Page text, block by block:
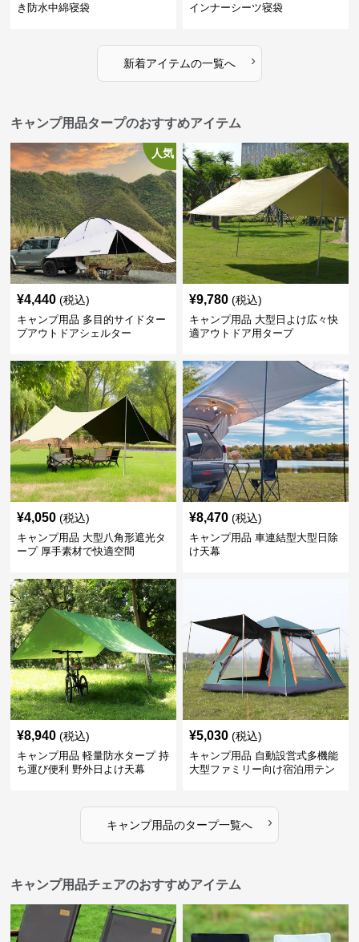
き防水中綿寝袋 インナーシーツ寝袋
新着アイテムの一覧へ ›
キャンプ用品タープのおすすめアイテム
人気
¥4,440 (税込)
キャンプ用品 多目的サイドター
プアウトドアシェルター
¥9,780 (税込)
キャンプ用品 大型日よけ広々快
適アウトドア用タープ
¥4,050 (税込)
キャンプ用品 大型八角形遮光タ
ープ 厚手素材で快適空間
¥8,470 (税込)
キャンプ用品 車連結型大型日除
け天幕
¥8,940 (税込)
キャンプ用品 軽量防水タープ 持
ち運び便利 野外日よけ天幕
¥5,030 (税込)
キャンプ用品 自動設営式多機能
大型ファミリー向け宿泊用テン
キャンプ用品のタープ一覧へ ›
キャンプ用品チェアのおすすめアイテム